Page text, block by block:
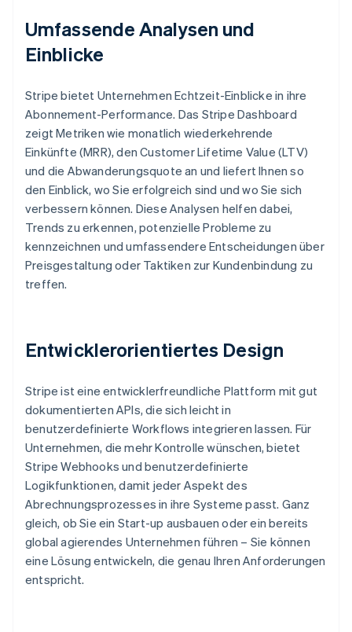
Umfassende Analysen und
Einblicke
Stripe bietet Unternehmen Echtzeit-Einblicke in ihre
Abonnement-Performance. Das Stripe Dashboard
zeigt Metriken wie monatlich wiederkehrende
Einkünfte (MRR), den Customer Lifetime Value (LTV)
und die Abwanderungsquote an und liefert Ihnen so
den Einblick, wo Sie erfolgreich sind und wo Sie sich
verbessern können. Diese Analysen helfen dabei,
Trends zu erkennen, potenzielle Probleme zu
kennzeichnen und umfassendere Entscheidungen über
Preisgestaltung oder Taktiken zur Kundenbindung zu
treffen.
Entwicklerorientiertes Design
Stripe ist eine entwicklerfreundliche Plattform mit gut
dokumentierten APIs, die sich leicht in
benutzerdefinierte Workflows integrieren lassen. Für
Unternehmen, die mehr Kontrolle wünschen, bietet
Stripe Webhooks und benutzerdefinierte
Logikfunktionen, damit jeder Aspekt des
Abrechnungsprozesses in ihre Systeme passt. Ganz
gleich, ob Sie ein Start-up ausbauen oder ein bereits
global agierendes Unternehmen führen – Sie können
eine Lösung entwickeln, die genau Ihren Anforderungen
entspricht.